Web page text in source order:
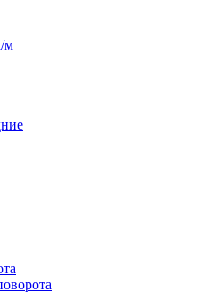
м